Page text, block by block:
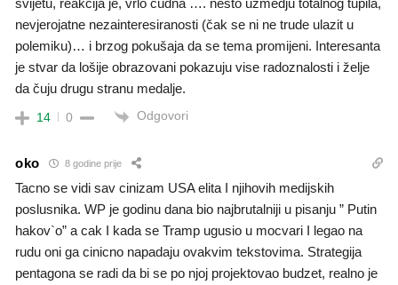
svijetu, reakcija je, vrlo čudna …. nešto uzmedju totalnog tupila,
nevjerojatne nezainteresiranosti (čak se ni ne trude ulazit u
polemiku)… i brzog pokušaja da se tema promijeni. Interesanta
je stvar da lošije obrazovani pokazuju vise radoznalosti i želje
da čuju drugu stranu medalje.
14 0 Odgovori
oko 8 godine prije
Tacno se vidi sav cinizam USA elita I njihovih medijskih
poslusnika. WP je godinu dana bio najbrutalniji u pisanju ” Putin
hakov`o” a cak I kada se Tramp ugusio u mocvari I legao na
rudu oni ga cinicno napadaju ovakvim tekstovima. Strategija
pentagona se radi da bi se po njoj projektovao budzet, realno je